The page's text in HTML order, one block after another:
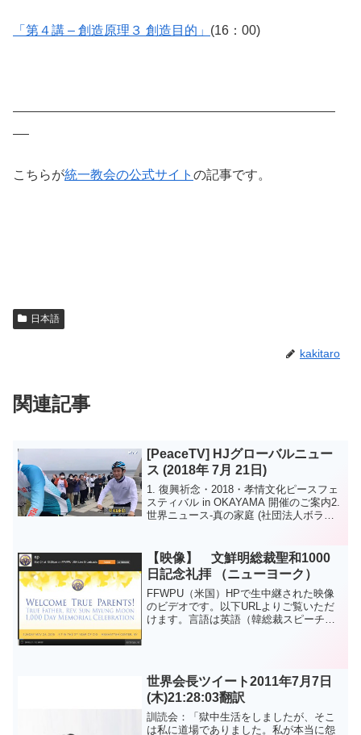
「第４講 – 創造原理３ 創造目的」 (16：00)
こちらが統一教会の公式サイト の記事です。
日本語
kakitaro
関連記事
[PeaceTV] HJグローバルニュー
ス (2018年 7月 21日)
1. 復興祈念・2018・孝情文化ピースフェ
スティバル in OKAYAMA 開催のご案内2.
世界ニュース-真の家庭 (社団法人ボラン
平家庭教会 2018天地...
【映像】 文鮮明総裁聖和1000
日記念礼拝 （ニューヨーク）
FFWPU（米国）HPで生中継された映像
のビデオです。以下URLよりご覧いただ
けます。言語は英語（韓総裁スピーチ：
世界会長ツイート2011年7月7日
(木)21:28:03翻訳
訓読会：「獄中生活をしましたが、そこ
は私に道場でありました。私が本当に怨